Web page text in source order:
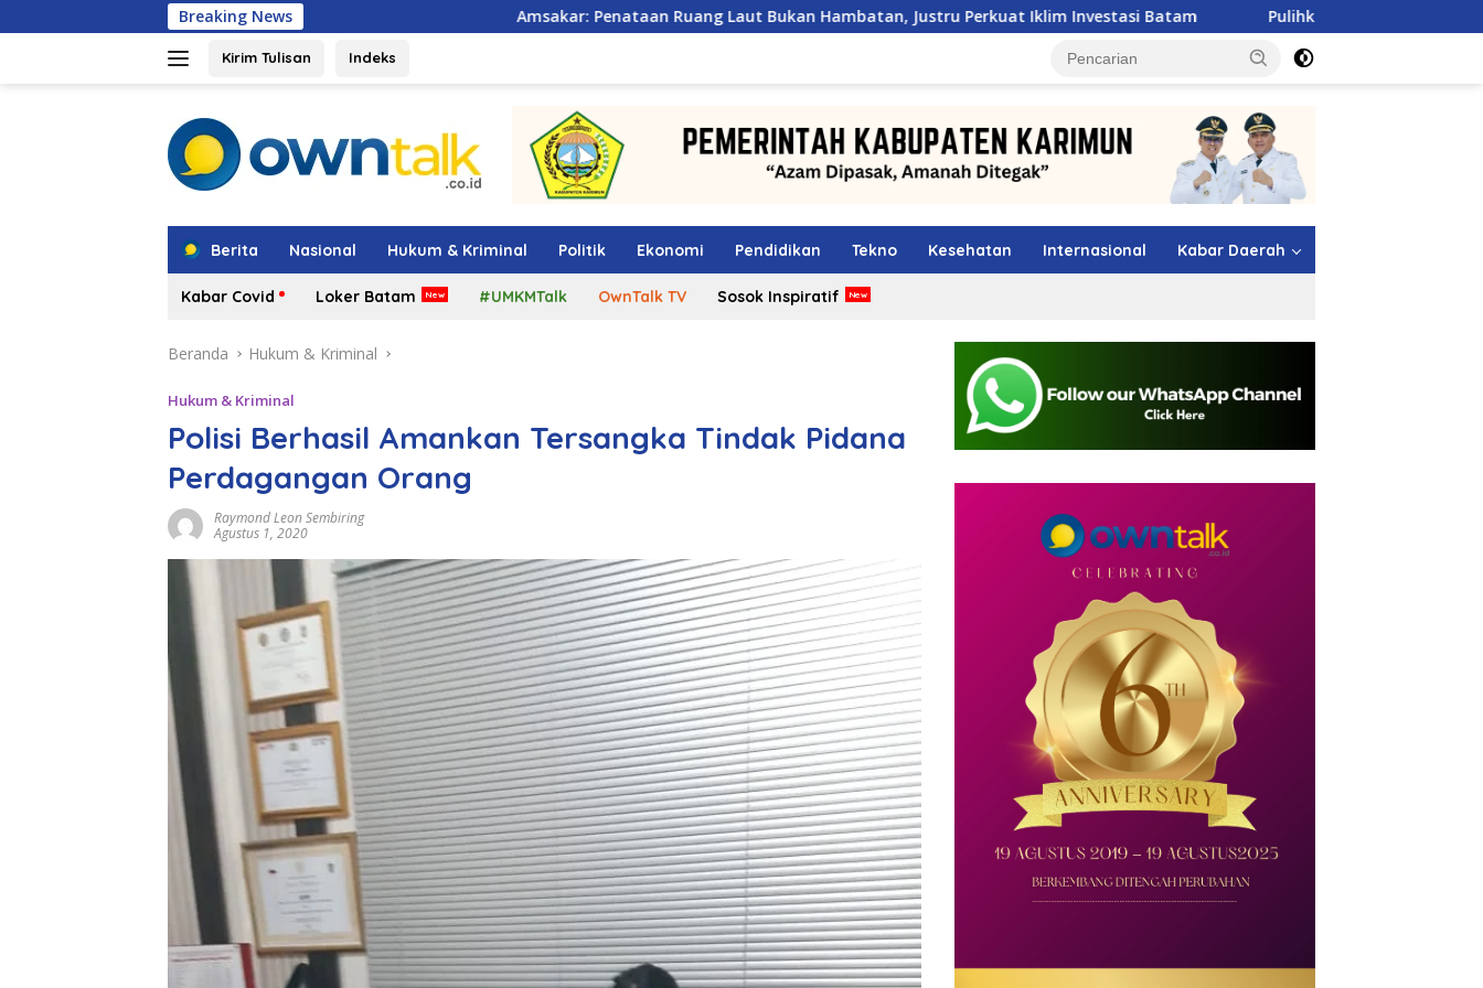
ke
Breaking News Amsakar: Penataan Ruang Laut Bukan Hambatan, Justru Perkuat Iklim Investasi Batam Pulihkan Sumbar Pasca Banjir, Pertamina Patra
Kirim Tulisan Indeks
Berita Nasional Hukum & Kriminal Politik Ekonomi Pendidikan Tekno Kesehatan Internasional Kabar Daerah
Kabar Covid Loker Batam #UMKMTalk OwnTalk TV Sosok Inspiratif
Beranda Hukum & Kriminal
Hukum & Kriminal
Polisi Berhasil Amankan Tersangka Tindak Pidana
Perdagangan Orang
Raymond Leon Sembiring
Agustus 1, 2020